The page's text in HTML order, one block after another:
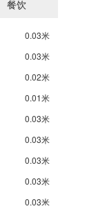
餐饮
0.03米
0.03米
0.02米
0.01米
0.03米
0.03米
0.03米
0.03米
0.03米